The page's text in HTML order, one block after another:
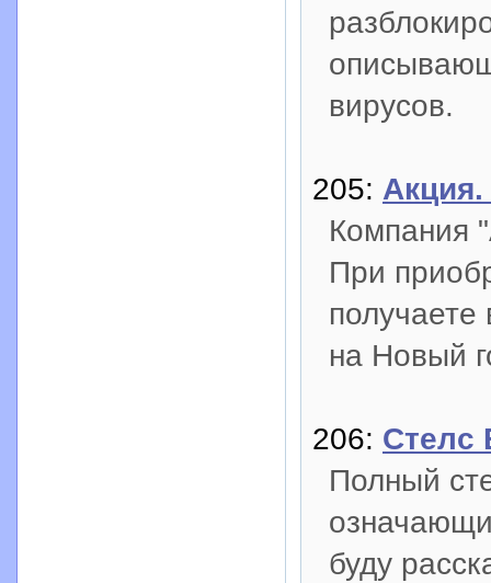
вирусов.
205:
Компания
При
на Новый
206: Стелс
Полный
буду